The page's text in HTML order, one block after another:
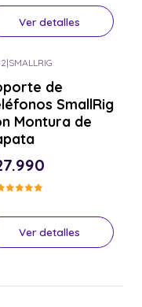
Ver detalles
|SMALLRIG
de
SmallRig
Montura de
Ver detalles